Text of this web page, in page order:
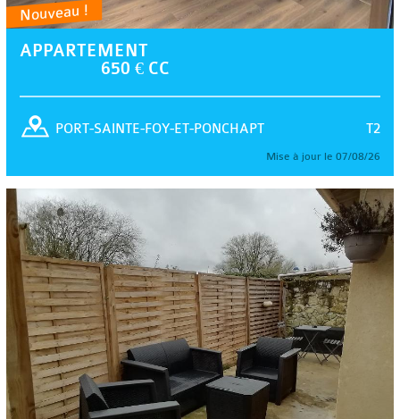
Nouveau !
APPARTEMENT
650 € CC
T2
PORT-SAINTE-FOY-ET-PONCHAPT
Mise à jour le 07/08/26